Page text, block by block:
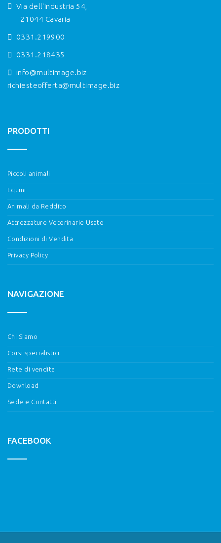
Via dell'Industria 54,
21044 Cavaria
0331.219900
0331.218435
info@multimage.biz
richiesteofferta@multimage.biz
PRODOTTI
Piccoli animali
Equini
Animali da Reddito
Attrezzature Veterinarie Usate
Condizioni di Vendita
Privacy Policy
NAVIGAZIONE
Chi Siamo
Corsi specialistici
Rete di vendita
Download
Sede e Contatti
FACEBOOK